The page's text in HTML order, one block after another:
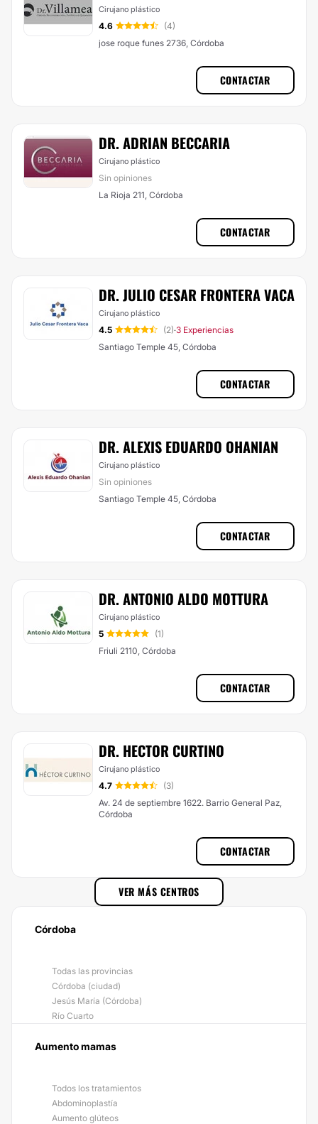
Cirujano plástico
4.6
(4)
jose roque funes 2736, Córdoba
CONTACTAR
DR. ADRIAN BECCARIA
Cirujano plástico
Sin opiniones
La Rioja 211, Córdoba
CONTACTAR
DR. JULIO CESAR FRONTERA VACA
Cirujano plástico
4.5 (2)·3 Experiencias
Santiago Temple 45, Córdoba
CONTACTAR
DR. ALEXIS EDUARDO OHANIAN
Cirujano plástico
Sin opiniones
Santiago Temple 45, Córdoba
CONTACTAR
DR. ANTONIO ALDO MOTTURA
Cirujano plástico
5
(1)
Friuli 2110, Córdoba
CONTACTAR
DR. HECTOR CURTINO
Cirujano plástico
4.7
(3)
Av. 24 de septiembre 1622. Barrio General Paz,
Córdoba
CONTACTAR
VER MÁS CENTROS
Córdoba
Todas las provincias
Córdoba (ciudad)
Jesús María (Córdoba)
Río Cuarto
Aumento mamas
Todos los tratamientos
Abdominoplastía
Aumento glúteos